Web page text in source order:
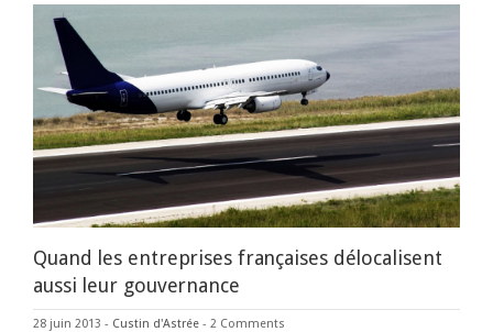
Quand les entreprises françaises délocalisent
aussi leur gouvernance
28 juin 2013 - Custin d'Astrée - 2 Comments